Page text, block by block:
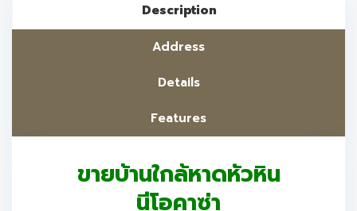
Description
Address
Details
Features
ขายบ้านใกล้หาดหัวหิน
นีโอคาซ่า